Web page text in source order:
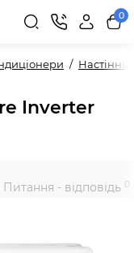
0
Настінні
Inverter
Питання - відповідь 0